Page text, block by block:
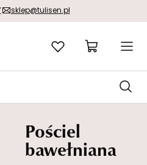
sklep@tulisen.pl
Pościel
bawełniana